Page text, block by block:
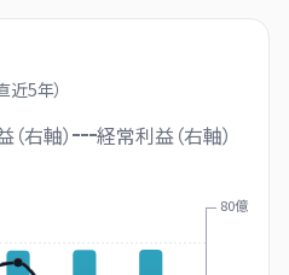
近5年）
右軸） 経常利益（右軸）
80億